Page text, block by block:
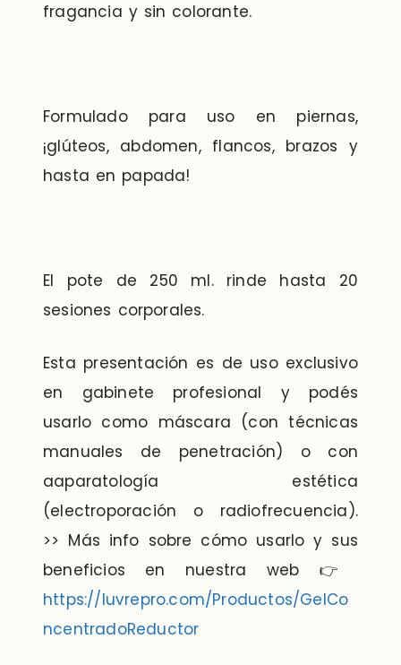
fragancia y sin colorante.
Formulado para uso en piernas,
¡glúteos, abdomen, flancos, brazos y
hasta en papada!
El pote de 250 ml. rinde hasta 20
sesiones corporales.
Esta presentación es de uso exclusivo
en gabinete profesional y podés
usarlo como máscara (con técnicas
manuales de penetración) o con
aaparatología estética
(electroporación o radiofrecuencia).
>> Más info sobre cómo usarlo y sus
beneficios en nuestra web 👉
https://luvrepro.com/Productos/GelCo
ncentradoReductor